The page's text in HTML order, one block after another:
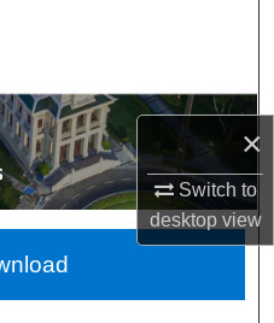
×
Switch to
desktopview
Network™